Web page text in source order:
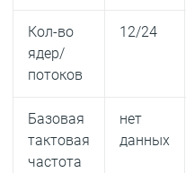
Кол-во
ядер/
потоков
12/24
Базовая
тактовая
частота
нет
данных